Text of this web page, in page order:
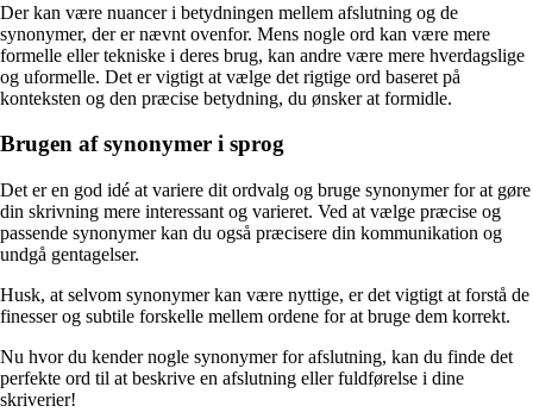
Der kan være nuancer i betydningen mellem afslutning og de
synonymer, der er nævnt ovenfor. Mens nogle ord kan være mere
formelle eller tekniske i deres brug, kan andre være mere hverdagslige
og uformelle. Det er vigtigt at vælge det rigtige ord baseret på
konteksten og den præcise betydning, du ønsker at formidle.
Brugen af synonymer i sprog
Det er en god idé at variere dit ordvalg og bruge synonymer for at gøre
din skrivning mere interessant og varieret. Ved at vælge præcise og
passende synonymer kan du også præcisere din kommunikation og
undgå gentagelser.
Husk, at selvom synonymer kan være nyttige, er det vigtigt at forstå de
finesser og subtile forskelle mellem ordene for at bruge dem korrekt.
Nu hvor du kender nogle synonymer for afslutning, kan du finde det
perfekte ord til at beskrive en afslutning eller fuldførelse i dine
skriverier!